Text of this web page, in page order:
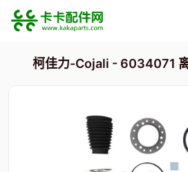
柯佳力-Cojali - 6034071